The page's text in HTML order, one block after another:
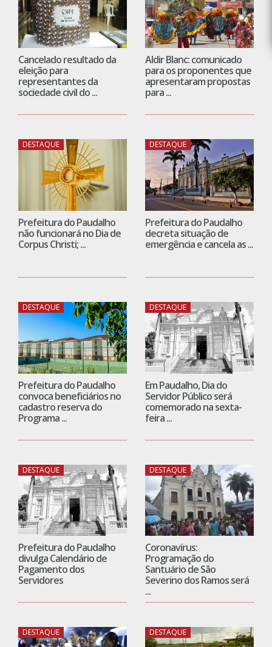
Cancelado resultado da
eleição para
representantes da
sociedade civil do ...
Aldir Blanc: comunicado
para os proponentes que
apresentaram propostas
para ...
DESTAQUE
Prefeitura do Paudalho
não funcionará no Dia de
Corpus Christi; ...
DESTAQUE
Prefeitura do Paudalho
decreta situação de
emergência e cancela as ...
DESTAQUE
Prefeitura do Paudalho
convoca beneficiários no
cadastro reserva do
Programa ...
DESTAQUE
Em Paudalho, Dia do
Servidor Público será
comemorado na sexta-
feira ...
DESTAQUE
Prefeitura do Paudalho
divulga Calendário de
Pagamento dos
Servidores
DESTAQUE
Coronavírus:
Programação do
Santuário de São
Severino dos Ramos será
...
DESTAQUE DESTAQUE